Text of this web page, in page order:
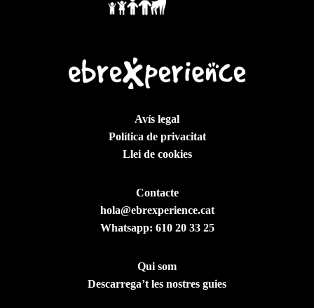
Avís legal
Política de privacitat
Llei de cookies
Contacte
hola@ebrexperience.cat
Whatsapp: 610 20 33 25
Qui som
Descarrega’t les nostres guies